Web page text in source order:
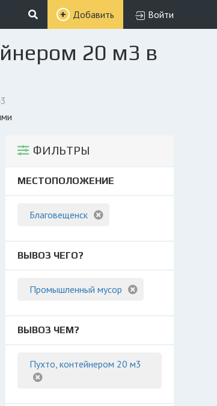
Добавить Войти
20 м3 в
ФИЛЬТРЫ
МЕСТОПОЛОЖЕНИЕ
Благовещенск
ВЫВОЗ ЧЕГО?
Промышленный мусор
ВЫВОЗ ЧЕМ?
Пухто, контейнером 20 м3